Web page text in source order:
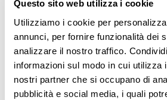
Questo sito web utilizza i cookie
Utilizziamo i cookie per
annunci, per fornire funzionalità dei
analizzare il nostro traffico.
informazioni sul modo in cui utilizza
nostri partner che si occupano di
pubblicità e social media, i quali
Novità